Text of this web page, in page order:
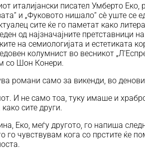
италијански писател Умберто
и „Фуковото нишало“ сè уште се
сите ќе го паметат како
од најзначајните претставници
на семиологијата и естетиката
колумнист во весникот
со Шон Конери.
романи само за викенди, во
И не само тоа, туку имаше и
сите други.
Еко, меѓу другото, го напиша
го чувствувам кога со прстите